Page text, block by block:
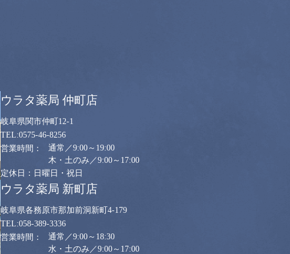
ウラタ薬局 仲町店
岐阜県関市仲町12-1
0575-46-8256
通常／9:00～19:00
木・土のみ／9:00～17:00
日曜日・祝日
ウラタ薬局 新町店
岐阜県各務原市那加前洞新町4-179
058-389-3336
通常／9:00～18:30
水・土のみ／9:00～17:00